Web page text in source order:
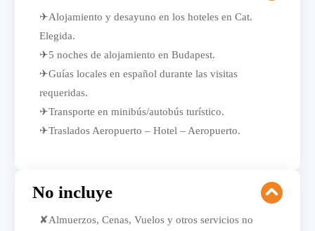
✈Alojamiento y desayuno en los hoteles en Cat.
Elegida.
✈5 noches de alojamiento en Budapest.
✈Guías locales en español durante las visitas
requeridas.
✈Transporte en minibús/autobús turístico.
✈Traslados Aeropuerto – Hotel – Aeropuerto.
No incluye
✘Almuerzos, Cenas, Vuelos y otros servicios no